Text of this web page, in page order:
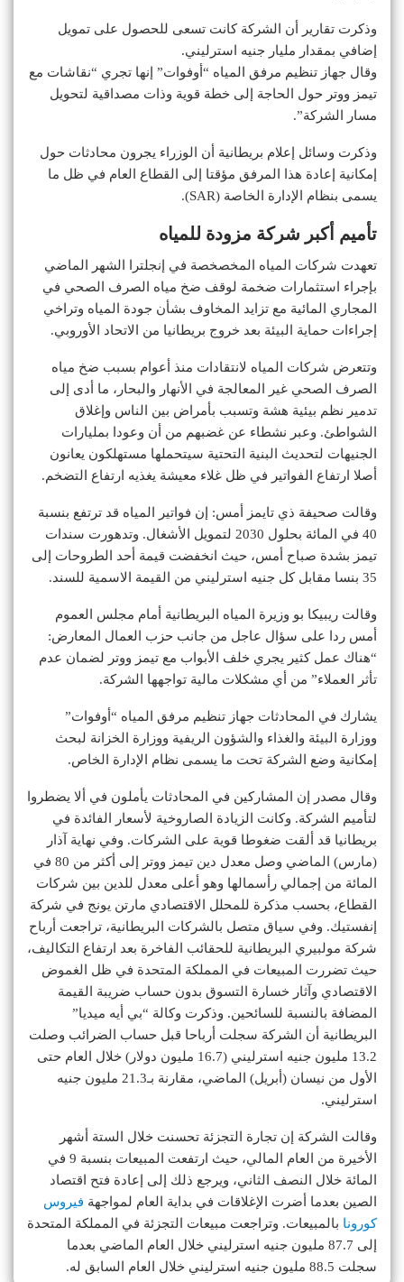
وذكرت تقارير أن الشركة كانت تسعى للحصول على تمويل
إضافي بمقدار مليار جنيه استرليني.
وقال جهاز تنظيم مرفق المياه “أوفوات” إنها تجري “نقاشات مع
تيمز ووتر حول الحاجة إلى خطة قوية وذات مصداقية لتحويل
مسار الشركة”.
وذكرت وسائل إعلام بريطانية أن الوزراء يجرون محادثات حول
إمكانية إعادة هذا المرفق مؤقتا إلى القطاع العام في ظل ما
يسمى بنظام الإدارة الخاصة (SAR).
تأميم أكبر شركة مزودة للمياه
تعهدت شركات المياه المخصخصة في إنجلترا الشهر الماضي
بإجراء استثمارات ضخمة لوقف ضخ مياه الصرف الصحي في
المجاري المائية مع تزايد المخاوف بشأن جودة المياه وتراخي
إجراءات حماية البيئة بعد خروج بريطانيا من الاتحاد الأوروبي.
وتتعرض شركات المياه لانتقادات منذ أعوام بسبب ضخ مياه
الصرف الصحي غير المعالجة في الأنهار والبحار، ما أدى إلى
تدمير نظم بيئية هشة وتسبب بأمراض بين الناس وإغلاق
الشواطئ. وعبر نشطاء عن غضبهم من أن وعودا بمليارات
الجنيهات لتحديث البنية التحتية سيتحملها مستهلكون يعانون
أصلا ارتفاع الفواتير في ظل غلاء معيشة يغذيه ارتفاع التضخم.
وقالت صحيفة ذي تايمز أمس: إن فواتير المياه قد ترتفع بنسبة
40 في المائة بحلول 2030 لتمويل الأشغال. وتدهورت سندات
تيمز بشدة صباح أمس، حيث انخفضت قيمة أحد الطروحات إلى
35 بنسا مقابل كل جنيه استرليني من القيمة الاسمية للسند.
وقالت ريبيكا بو وزيرة المياه البريطانية أمام مجلس العموم
أمس ردا على سؤال عاجل من جانب حزب العمال المعارض:
“هناك عمل كثير يجري خلف الأبواب مع تيمز ووتر لضمان عدم
تأثر العملاء” من أي مشكلات مالية تواجهها الشركة.
يشارك في المحادثات جهاز تنظيم مرفق المياه “أوفوات”
ووزارة البيئة والغذاء والشؤون الريفية ووزارة الخزانة لبحث
إمكانية وضع الشركة تحت ما يسمى نظام الإدارة الخاص.
وقال مصدر إن المشاركين في المحادثات يأملون في ألا يضطروا
لتأميم الشركة. وكانت الزيادة الصاروخية لأسعار الفائدة في
بريطانيا قد ألقت ضغوطا قوية على الشركات. وفي نهاية آذار
(مارس) الماضي وصل معدل دين تيمز ووتر إلى أكثر من 80 في
المائة من إجمالي رأسمالها وهو أعلى معدل للدين بين شركات
القطاع، بحسب مذكرة للمحلل الاقتصادي مارتن يونج في شركة
إنفستيك. وفي سياق متصل بالشركات البريطانية، تراجعت أرباح
شركة مولبيري البريطانية للحقائب الفاخرة بعد ارتفاع التكاليف،
حيث تضررت المبيعات في المملكة المتحدة في ظل الغموض
الاقتصادي وآثار خسارة التسوق بدون حساب ضريبة القيمة
المضافة بالنسبة للسائحين. وذكرت وكالة “بي أيه ميديا”
البريطانية أن الشركة سجلت أرباحا قبل حساب الضرائب وصلت
13.2 مليون جنيه استرليني (16.7 مليون دولار) خلال العام حتى
الأول من نيسان (أبريل) الماضي، مقارنة بـ21.3 مليون جنيه
استرليني.
وقالت الشركة إن تجارة التجزئة تحسنت خلال الستة أشهر
الأخيرة من العام المالي، حيث ارتفعت المبيعات بنسبة 9 في
المائة خلال النصف الثاني، ويرجع ذلك إلى إعادة فتح اقتصاد
الصين بعدما أضرت الإغلاقات في بداية العام لمواجهة فيروس
كورونا بالمبيعات. وتراجعت مبيعات التجزئة في المملكة المتحدة
إلى 87.7 مليون جنيه استرليني خلال العام الماضي بعدما
سجلت 88.5 مليون جنيه استرليني خلال العام السابق له.